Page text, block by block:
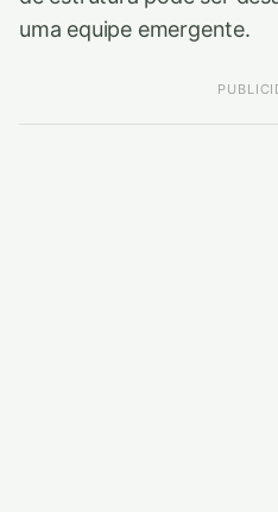
uma equipe emergente.